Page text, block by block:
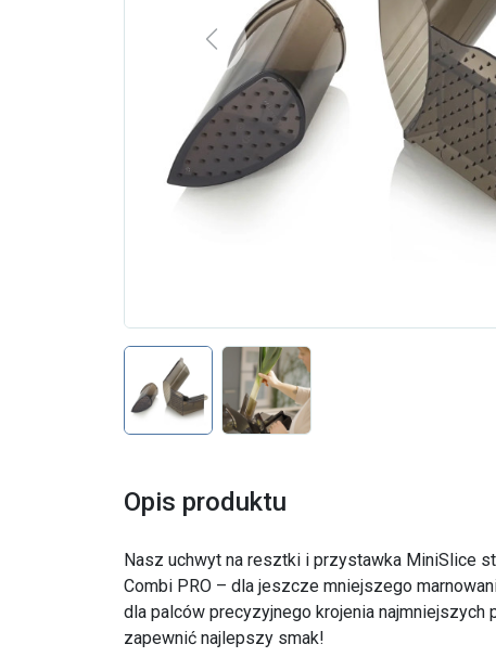
Previous
Opis produktu
Nasz uchwyt na resztki i przystawka MiniSlice
Combi PRO – dla jeszcze mniejszego
dla palców precyzyjnego krojenia najmniejszych
zapewnić najlepszy smak!